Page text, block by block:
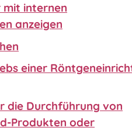
internen
anzeigen
einer
die Durchführung von
Produkten oder